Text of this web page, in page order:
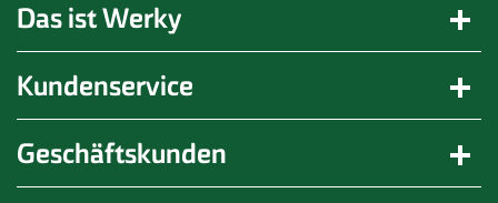
Das ist Werky
Kundenservice
Geschäftskunden